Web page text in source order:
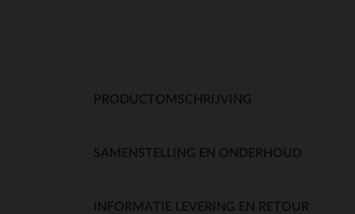
PRODUCTOMSCHRIJVING
SAMENSTELLING EN ONDERHOUD
INFORMATIE LEVERING EN RETOUR